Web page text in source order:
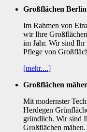
Großflächen
Im Rahmen von
wir Ihre
im Jahr. Wir sind
Pflege von
[mehr....]
Großflächen
Mit modernster
Herdegen
gründlich. Wir sind
Großflächen mähen.